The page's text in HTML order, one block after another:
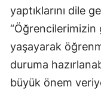
yaptıklarını dile
yaşayarak
duruma
büyük önem